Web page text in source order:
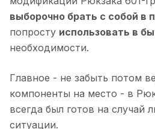
выборочно брать с собой в
попросту использовать в
необходимости.
Главное - не забыть потом
компоненты на место - в
всегда был готов на случай
ситуации.